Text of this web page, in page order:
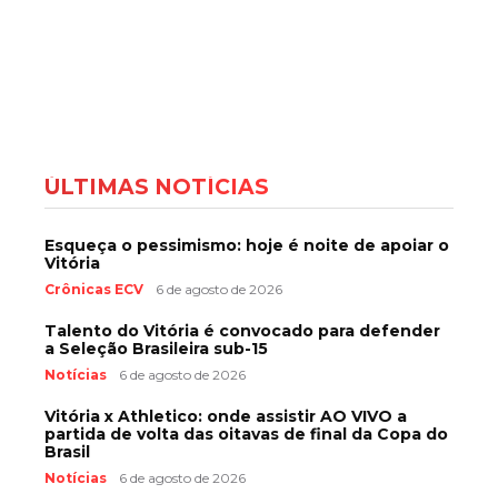
ÚLTIMAS NOTÍCIAS
Esqueça o pessimismo: hoje é noite de apoiar o
Vitória
Crônicas ECV 6 de agosto de 2026
Talento do Vitória é convocado para defender
a Seleção Brasileira sub-15
Notícias 6 de agosto de 2026
Vitória x Athletico: onde assistir AO VIVO a
partida de volta das oitavas de final da Copa do
Brasil
Notícias 6 de agosto de 2026